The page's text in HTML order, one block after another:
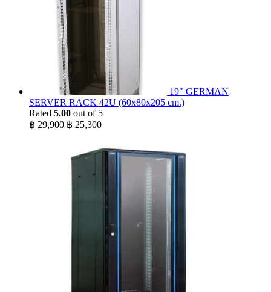
19" GERMAN
SERVER RACK 42U (60x80x205 cm.)
Rated 5.00 out of 5
฿29,900 Original
฿ 29,900.
฿ 25,300Current
฿ 25,300.